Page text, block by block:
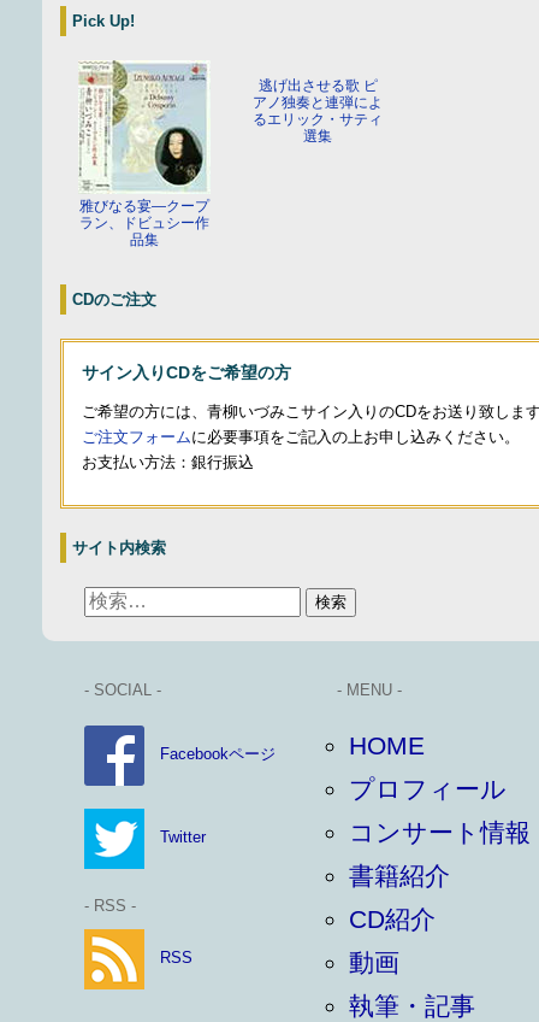
Pick Up!
雅びなる宴—クープ
ラン、ドビュシー作
品集
逃げ出させる歌 ピ
アノ独奏と連弾によ
るエリック・サティ
選集
CDのご注文
サイン入りCDをご希望の方
ご希望の方には、青柳いづみこサイン入りのCDをお送り致しま
ご注文フォームに必要事項をご記入の上お申し込みください。
お支払い方法：銀行振込
サイト内検索
- SOCIAL -
Facebookページ
Twitter
- RSS -
RSS
- MENU -
HOME
プロフィール
コンサート情報
書籍紹介
CD紹介
動画
執筆・記事